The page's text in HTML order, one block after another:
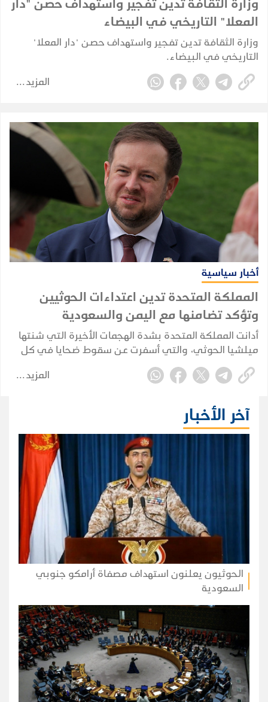
وزارة الثقافة تدين تفجير واستهداف حصن "دار
المعلا" التاريخي في البيضاء
وزارة الثقافة تدين تفجير واستهداف حصن "دار المعلا"
التاريخي في البيضاء.
المزيد
أخبار سياسية
المملكة المتحدة تدين اعتداءات الحوثيين
وتؤكد تضامنها مع اليمن والسعودية
أدانت المملكة المتحدة بشدة الهجمات الأخيرة التي شنتها
ميلشيا الحوثي، والتي أسفرت عن سقوط ضحايا في كل
من اليمن والمملكة العربية السعودية.
المزيد
آخر الأخبار
الحوثيون يعلنون استهداف مصفاة أرامكو جنوبي
السعودية